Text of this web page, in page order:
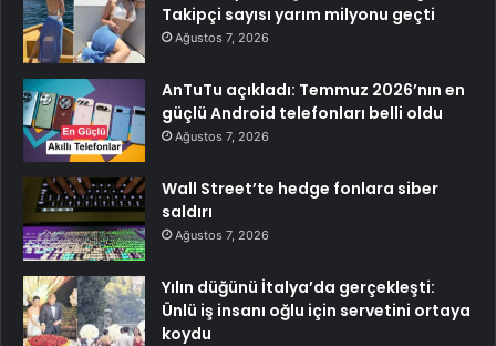
Takipçi sayısı yarım milyonu geçti
Ağustos 7, 2026
AnTuTu açıkladı: Temmuz 2026’nın en
güçlü Android telefonları belli oldu
Ağustos 7, 2026
Wall Street’te hedge fonlara siber
saldırı
Ağustos 7, 2026
Yılın düğünü İtalya’da gerçekleşti:
Ünlü iş insanı oğlu için servetini ortaya
koydu